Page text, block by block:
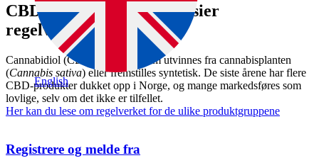
English
CBD – hva er det, og hva sier
regelverket?
Cannabidiol (CBD) er et stoff som utvinnes fra cannabisplanten
(Cannabis sativa) eller fremstilles syntetisk. De siste årene har flere
CBD-produkter dukket opp i Norge, og mange markedsføres som
lovlige, selv om det ikke er tilfellet.
Her kan du lese om regelverket for de ulike produktgruppene
Registrere og melde fra